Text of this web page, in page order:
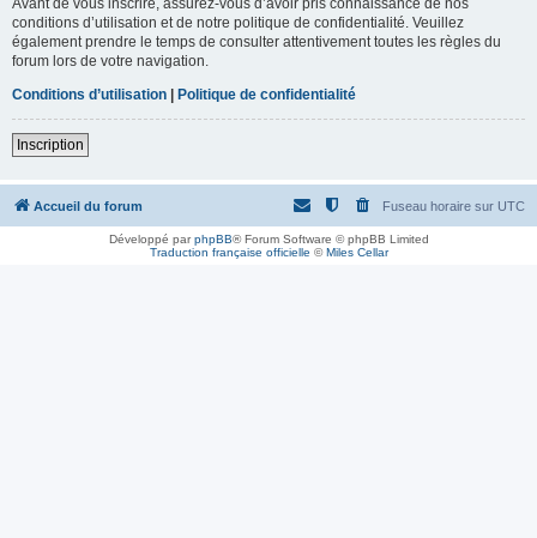
conditions d’utilisation et de notre politique de confidentialité. Veuillez
également prendre le temps de consulter attentivement toutes les règles du
forum lors de votre navigation.
Conditions d’utilisation | Politique de confidentialité
Inscription
Accueil du forum Fuseau horaire sur UTC
Développé parphpBB® Forum Software © phpBB Limited
Traduction française officielle ©Miles Cellar